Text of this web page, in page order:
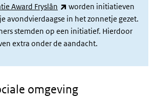
Award Fryslân
(externe link)
worden initiatieven
avondvierdaagse in het zonnetje gezet.
stemden op een initiatief. Hierdoor
extra onder de aandacht.
omgeving